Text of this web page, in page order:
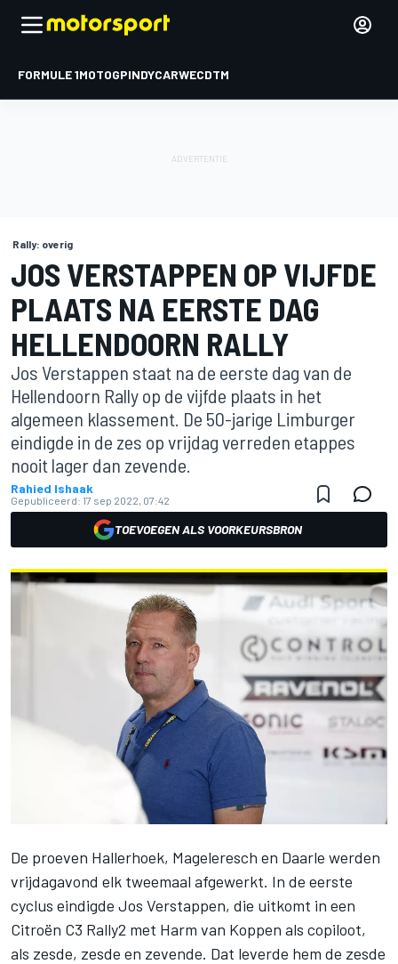
FORMULE 1MOTOGPINDYCARWECDTM
Rally: overig
JOS VERSTAPPEN OP VIJFDE
PLAATS NA EERSTE DAG
HELLENDOORN RALLY
Jos Verstappen staat na de eerste dag van de
Hellendoorn Rally op de vijfde plaats in het
algemeen klassement. De 50-jarige Limburger
eindigde in de zes op vrijdag verreden etappes
nooit lager dan zevende.
Rahied Ishaak
Gepubliceerd: 17 sep 2022, 07:42
TOEVOEGEN ALS VOORKEURSBRON
De proeven Hallerhoek, Mageleresch en Daarle werden
vrijdagavond elk tweemaal afgewerkt. In de eerste
cyclus eindigde Jos Verstappen, die uitkomt in een
Citroën C3 Rally2 met Harm van Koppen als copiloot,
als zesde, zesde en zevende. Dat leverde hem de zesde